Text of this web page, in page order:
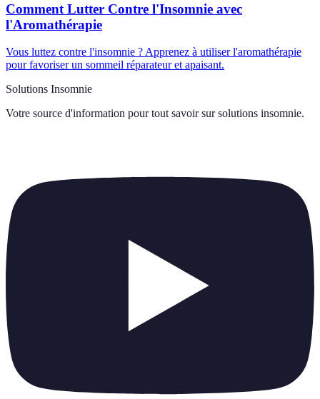
Comment Lutter Contre l'Insomnie avec
l'Aromathérapie
Vous luttez contre l'insomnie ? Apprenez à utiliser l'aromathérapie
pour favoriser un sommeil réparateur et apaisant.
Solutions Insomnie
Votre source d'information pour tout savoir sur solutions insomnie.